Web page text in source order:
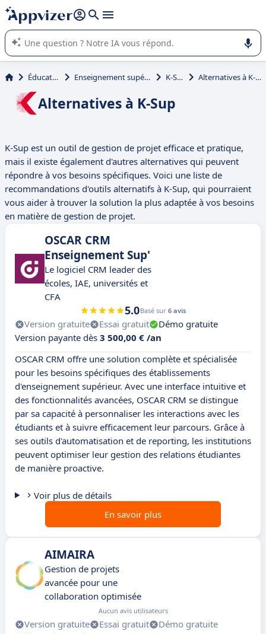
répondre (plusieurs lignes avec
L'IA de Appvizer vous guide dans l'utilisation ou la sélection de
logiciel SaaS en entreprise.
Éducation Enseignement supérieur K-Sup Alternatives à K-Sup
Alternatives à K-Sup
K-Sup est un outil de gestion de projet efficace et pratique,
mais il existe également d'autres alternatives qui peuvent
répondre à vos besoins spécifiques. Voici une liste de
recommandations d'outils alternatifs à K-Sup, qui pourraient
vous aider à trouver la solution la plus adaptée à vos besoins
en matière de gestion de projet.
OSCAR CRM
Enseignement Sup'
Le logiciel CRM leader des
écoles, IAE, universités et
CFA
5.0Basé sur 6 avis
Version gratuite Essai gratuit
Démo gratuite
Version payante dès 3 500,00 € /an
OSCAR CRM offre une solution complète et spécialisée
pour les besoins spécifiques des établissements
d'enseignement supérieur. Avec une interface intuitive et
des fonctionnalités avancées, OSCAR CRM se distingue
par sa capacité à personnaliser les interactions avec les
étudiants et à suivre efficacement leur parcours. Grâce à
ses outils d'automatisation et de reporting, les institutions
peuvent optimiser leur gestion des relations étudiantes
de manière proactive.
Voir plus de détails
En savoir plus
AIMAIRA
Gestion de projets
avancée pour une
collaboration optimisée
Aucun avis utilisateurs
Version gratuite Essai gratuit
Démo gratuite